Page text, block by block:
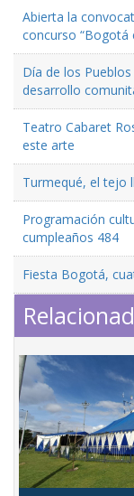
Abierta la
concurso “Bogotá
Día de los
desarrollo
Teatro Cabaret
este arte
Turmequé, el tejo
Programación
cumpleaños 484
Fiesta Bogotá,